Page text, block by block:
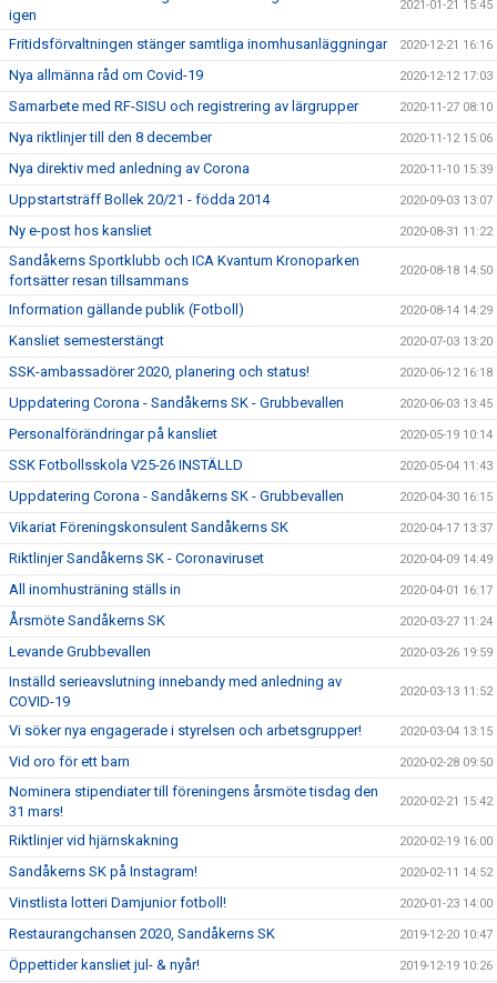
igen
2021-01-21 15:45
Fritidsförvaltningen stänger samtliga inomhusanläggningar 2020-12-21 16:16
Nya allmänna råd om Covid-19 2020-12-12 17:03
Samarbete med RF-SISU och registrering av lärgrupper 2020-11-27 08:10
Nya riktlinjer till den 8 december 2020-11-12 15:06
Nya direktiv med anledning av Corona 2020-11-10 15:39
Uppstartsträff Bollek 20/21 - födda 2014 2020-09-03 13:07
Ny e-post hos kansliet 2020-08-31 11:22
Sandåkerns Sportklubb och ICA Kvantum Kronoparken
fortsätter resan tillsammans
2020-08-18 14:50
Information gällande publik (Fotboll) 2020-08-14 14:29
Kansliet semesterstängt 2020-07-03 13:20
SSK-ambassadörer 2020, planering och status! 2020-06-12 16:18
Uppdatering Corona - Sandåkerns SK - Grubbevallen 2020-06-03 13:45
Personalförändringar på kansliet 2020-05-19 10:14
SSK Fotbollsskola V25-26 INSTÄLLD 2020-05-04 11:43
Uppdatering Corona - Sandåkerns SK - Grubbevallen 2020-04-30 16:15
Vikariat Föreningskonsulent Sandåkerns SK 2020-04-17 13:37
Riktlinjer Sandåkerns SK - Coronaviruset 2020-04-09 14:49
All inomhusträning ställs in 2020-04-01 16:17
Årsmöte Sandåkerns SK 2020-03-27 11:24
Levande Grubbevallen 2020-03-26 19:59
Inställd serieavslutning innebandy med anledning av
COVID-19
2020-03-13 11:52
Vi söker nya engagerade i styrelsen och arbetsgrupper! 2020-03-04 13:15
Vid oro för ett barn 2020-02-28 09:50
Nominera stipendiater till föreningens årsmöte tisdag den
31 mars!
2020-02-21 15:42
Riktlinjer vid hjärnskakning 2020-02-19 16:00
Sandåkerns SK på Instagram! 2020-02-11 14:52
Vinstlista lotteri Damjunior fotboll! 2020-01-23 14:00
Restaurangchansen 2020, Sandåkerns SK 2019-12-20 10:47
Öppettider kansliet jul- & nyår! 2019-12-19 10:26